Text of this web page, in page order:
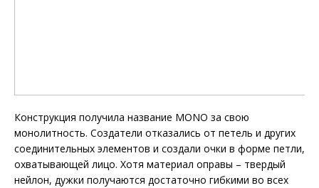
Конструкция получила название MONO за свою
монолитность. Создатели отказались от петель и других
соединительных элементов и создали очки в форме петли,
охватывающей лицо. Хотя материал оправы – твердый
нейлон, дужки получаются достаточно гибкими во всех